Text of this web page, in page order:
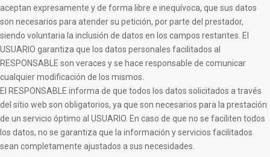
aceptan expresamente y de forma libre e inequívoca, que sus datos
son necesarios para atender su petición, por parte del prestador,
siendo voluntaria la inclusión de datos en los campos restantes. El
USUARIO garantiza que los datos personales facilitados al
RESPONSABLE son veraces y se hace responsable de comunicar
cualquier modificación de los mismos.
El RESPONSABLE informa de que todos los datos solicitados a través
del sitio web son obligatorios, ya que son necesarios para la prestación
de un servicio óptimo al USUARIO. En caso de que no se faciliten todos
los datos, no se garantiza que la información y servicios facilitados
sean completamente ajustados a sus necesidades.